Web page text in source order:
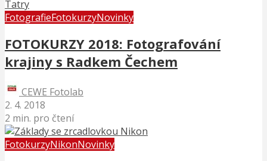
FotografieFotokurzyNovinky
FOTOKURZY 2018: Fotografování
krajiny s Radkem Čechem
CEWE Fotolab
2. 4. 2018
2 min. pro čtení
FotokurzyNikonNovinky